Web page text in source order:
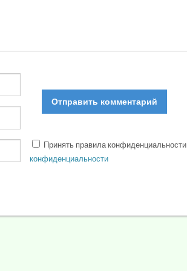
Принять правила конфиденциальности
конфиденциальности